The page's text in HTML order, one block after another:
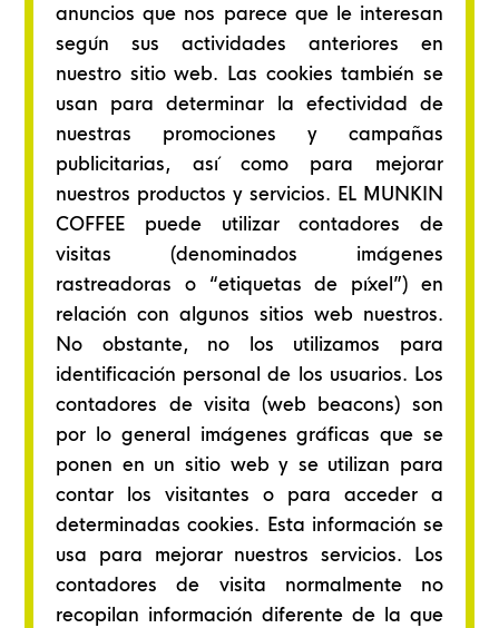
anuncios que nos parece que le interesan
según sus actividades anteriores en
nuestro sitio web. Las cookies también se
usan para determinar la efectividad de
nuestras promociones y campañas
publicitarias, así como para mejorar
nuestros productos y servicios. EL MUNKIN
COFFEE puede utilizar contadores de
visitas (denominados imágenes
rastreadoras o “etiquetas de píxel”) en
relación con algunos sitios web nuestros.
No obstante, no los utilizamos para
identificación personal de los usuarios. Los
contadores de visita (web beacons) son
por lo general imágenes gráficas que se
ponen en un sitio web y se utilizan para
contar los visitantes o para acceder a
determinadas cookies. Esta información se
usa para mejorar nuestros servicios. Los
contadores de visita normalmente no
recopilan información diferente de la que